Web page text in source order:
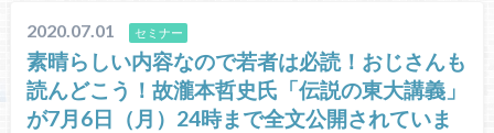
2020.07.01 セミナー
素晴らしい内容なので若者は必読！おじさんも
読んどこう！故瀧本哲史氏「伝説の東大講義」
が7月6日（月）24時まで全文公開されていま